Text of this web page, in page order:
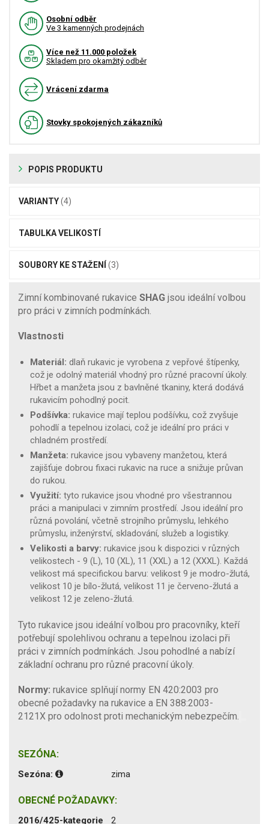
Osobní odběr
Ve 3 kamenných prodejnách
Více než 11.000 položek
Skladem pro okamžitý odběr
Vrácení zdarma
Stovky spokojených zákazníků
POPIS PRODUKTU
VARIANTY(4)
TABULKA VELIKOSTÍ
SOUBORY KE STAŽENÍ (3)
Zimní kombinované rukavice SHAG jsou ideální volbou
pro práci v zimních podmínkách.
Vlastnosti
Materiál: dlaň rukavic je vyrobena z vepřové štípenky,
což je odolný materiál vhodný pro různé pracovní úkoly.
Hřbet a manžeta jsou z bavlněné tkaniny, která dodává
rukavicím pohodlný pocit.
Podšívka: rukavice mají teplou podšívku, což zvyšuje
pohodlí a tepelnou izolaci, což je ideální pro práci v
chladném prostředí.
Manžeta: rukavice jsou vybaveny manžetou, která
zajišťuje dobrou fixaci rukavic na ruce a snižuje průvan
do rukou.
Využití: tyto rukavice jsou vhodné pro všestrannou
práci a manipulaci v zimním prostředí. Jsou ideální pro
různá povolání, včetně strojního průmyslu, lehkého
průmyslu, inženýrství, skladování, služeb a logistiky.
Velikosti a barvy: rukavice jsou k dispozici v různých
velikostech - 9 (L), 10 (XL), 11 (XXL) a 12 (XXXL). Každá
velikost má specifickou barvu: velikost 9 je modro-žlutá,
velikost 10 je bílo-žlutá, velikost 11 je červeno-žlutá a
velikost 12 je zeleno-žlutá.
Tyto rukavice jsou ideální volbou pro pracovníky, kteří
potřebují spolehlivou ochranu a tepelnou izolaci při
práci v zimních podmínkách. Jsou pohodlné a nabízí
základní ochranu pro různé pracovní úkoly.
Normy: rukavice splňují normy EN 420:2003 pro
obecné požadavky na rukavice a EN 388:2003-
2121X pro odolnost proti mechanickým nebezpečím.
SEZÓNA:
Sezóna: zima
OBECNÉ POŽADAVKY:
2016/425-kategorie 2